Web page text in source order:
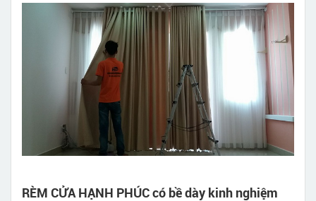
RÈM CỬA HẠNH PHÚC có bề dày kinh nghiệm